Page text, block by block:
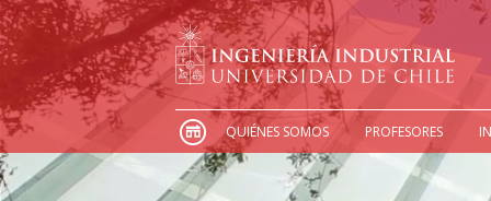
QUIÉNES SOMOS PROFESORES